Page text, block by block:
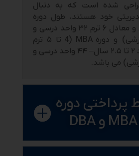
طراحی شده است که به دنبال
خود هستند، طول دوره
، (سه سال و معادل ۶ ترم ۳۲ واحد درسی و
MBA (4
تا ۵ ترم
– ۴۴ واحد درسی و
پرداختی دوره